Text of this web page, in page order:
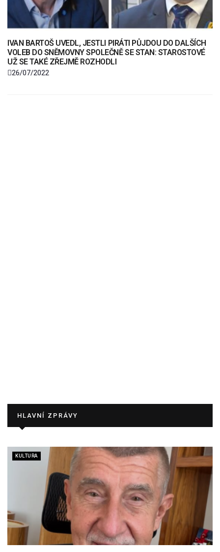
IVAN BARTOŠ UVEDL, JESTLI PIRÁTI PŮJDOU DO DALŠÍCH
VOLEB DO SNĚMOVNY SPOLEČNĚ SE STAN: STAROSTOVÉ
UŽ SE TAKÉ ZŘEJMĚ ROZHODLI
26/07/2022
HLAVNÍ ZPRÁVY
KULTURA